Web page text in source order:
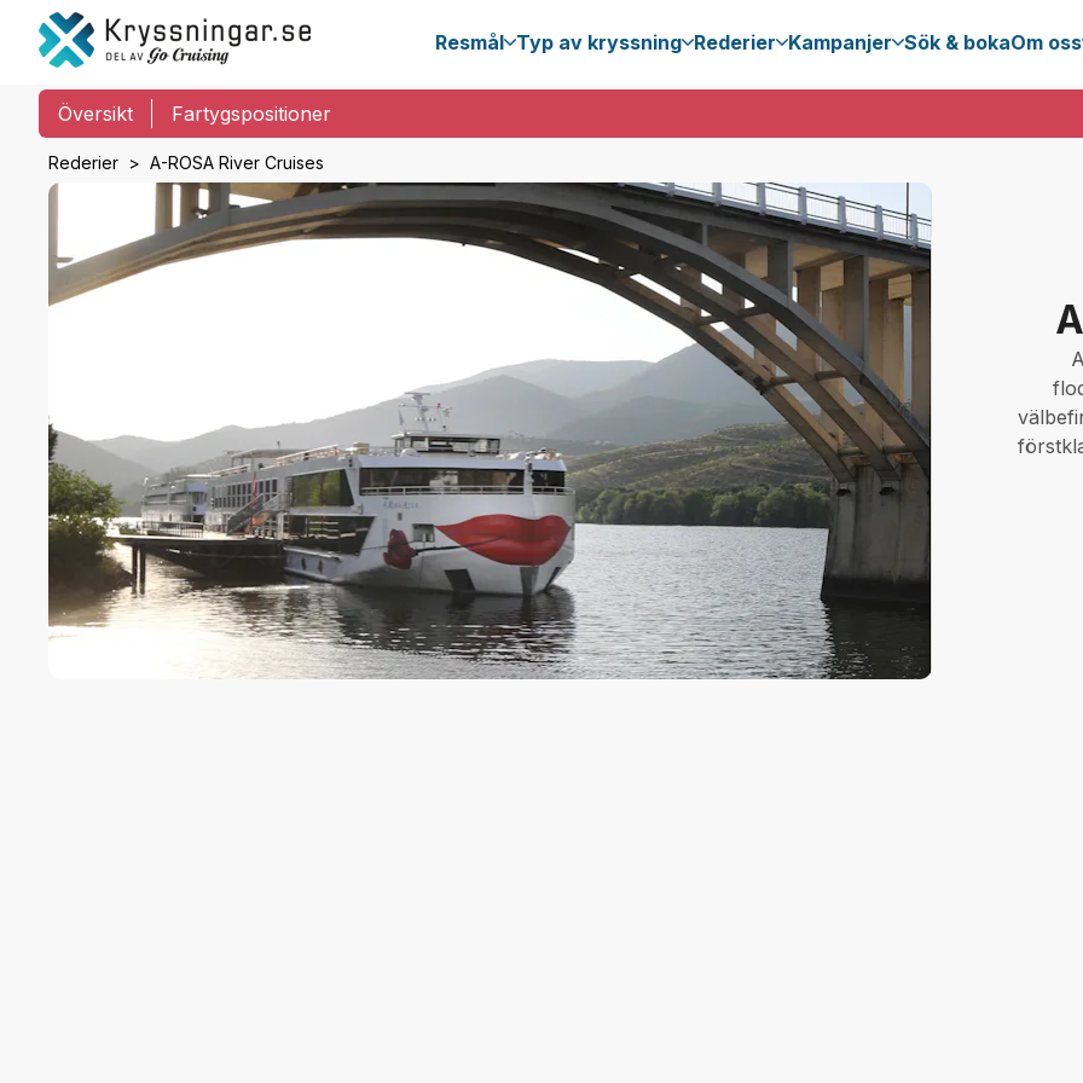
Resmål Typ av kryssning Rederier Kampanjer Sök & bokaOm oss
Översikt Fartygspositioner
Rederier A-ROSA River Cruises